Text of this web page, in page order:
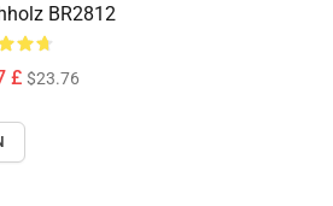
BR2812
£ $23.76